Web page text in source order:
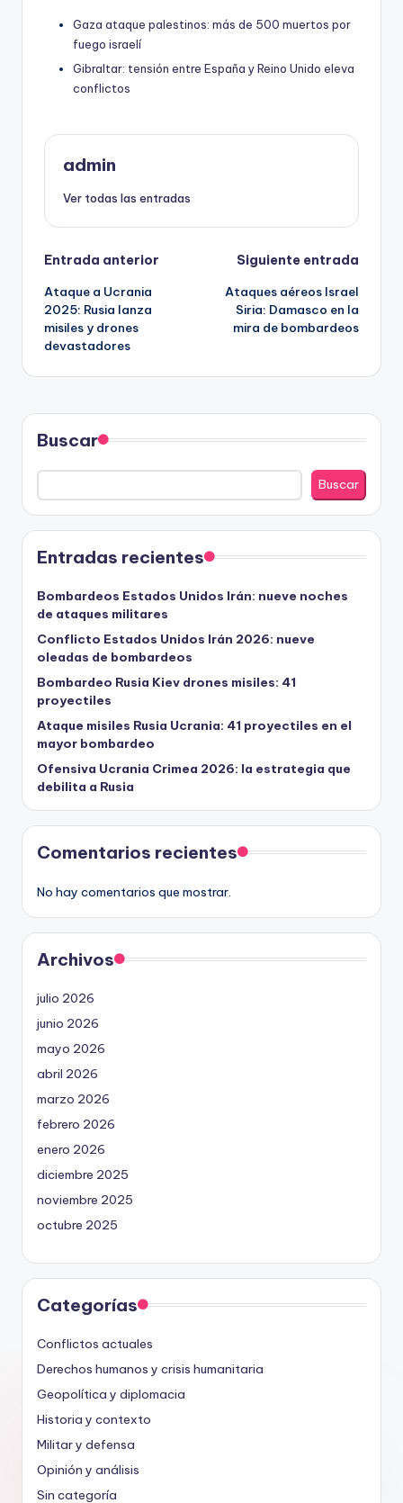
Gaza ataque palestinos: más de 500 muertos por
fuego israelí
Gibraltar: tensión entre España y Reino Unido eleva
conflictos
admin
Ver todas las entradas
Navegación
de
entradas
Entrada anterior
Ataque a Ucrania
2025: Rusia lanza
misiles y drones
devastadores
Siguiente entrada
Ataques aéreos Israel
Siria: Damasco en la
mira de bombardeos
Buscar
Buscar
Entradas recientes
Bombardeos Estados Unidos Irán: nueve noches
de ataques militares
Conflicto Estados Unidos Irán 2026: nueve
oleadas de bombardeos
Bombardeo Rusia Kiev drones misiles: 41
proyectiles
Ataque misiles Rusia Ucrania: 41 proyectiles en el
mayor bombardeo
Ofensiva Ucrania Crimea 2026: la estrategia que
debilita a Rusia
Comentarios recientes
No hay comentarios que mostrar.
Archivos
julio 2026
junio 2026
mayo 2026
abril 2026
marzo 2026
febrero 2026
enero 2026
diciembre 2025
noviembre 2025
octubre 2025
Categorías
Conflictos actuales
Derechos humanos y crisis humanitaria
Geopolítica y diplomacia
Historia y contexto
Militar y defensa
Opinión y análisis
Sin categoría